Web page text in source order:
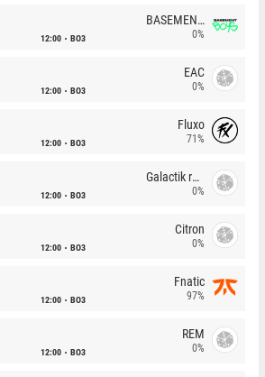
12:00 BO3
BASEMENT BOYS
0%
12:00 BO3
EAC
0%
12:00 BO3
Fluxo
71%
12:00 BO3
Galactik rebels
0%
12:00 BO3
Citron
0%
12:00 BO3
Fnatic
97%
12:00 BO3
REM
0%